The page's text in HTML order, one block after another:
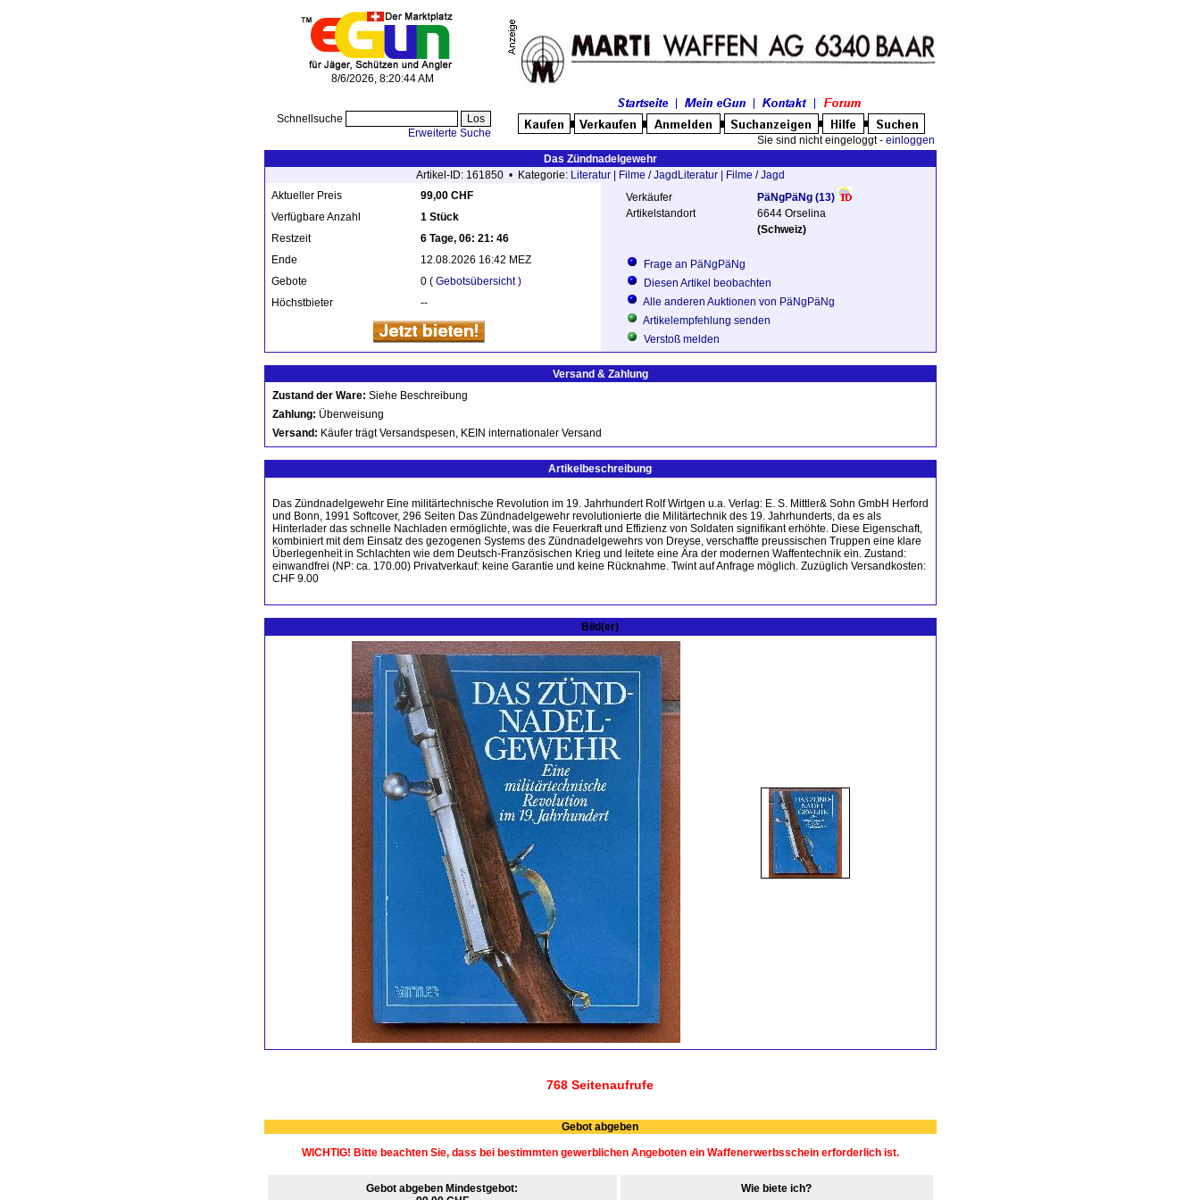
8/6/2026, 8:20:44 AM
Schnellsuche
Erweiterte Suche
Sie sind nicht eingeloggt - einloggen
Das Zündnadelgewehr
Artikel-ID: 161850 • Kategorie: Literatur | Filme /Jagd Literatur | Filme /Jagd
Aktueller Preis
99,00 CHF
Verfügbare Anzahl
1 Stück
Restzeit
6 Tage, 06: 21: 46
Ende
12.08.2026 16:42 MEZ
Gebote
0 ( Gebotsübersicht )
Höchstbieter
--
Verkäufer PäNgPäNg (13)
Artikelstandort
6644 Orselina
(Schweiz)
Frage an PäNgPäNg
Diesen Artikel beobachten
Alle anderen Auktionen von PäNgPäNg
Artikelempfehlung senden
Verstoß melden
Versand & Zahlung
Zustand der Ware: Siehe Beschreibung
Zahlung: Überweisung
Versand: Käufer trägt Versandspesen, KEIN internationaler Versand
Artikelbeschreibung
Das Zündnadelgewehr Eine militärtechnische Revolution im 19. Jahrhundert Rolf Wirtgen u.a. Verlag: E. S. Mittler& Sohn GmbH Herford
und Bonn, 1991 Softcover, 296 Seiten Das Zündnadelgewehr revolutionierte die Militärtechnik des 19. Jahrhunderts, da es als
Hinterlader das schnelle Nachladen ermöglichte, was die Feuerkraft und Effizienz von Soldaten signifikant erhöhte. Diese Eigenschaft,
kombiniert mit dem Einsatz des gezogenen Systems des Zündnadelgewehrs von Dreyse, verschaffte preussischen Truppen eine klare
Überlegenheit in Schlachten wie dem Deutsch-Französischen Krieg und leitete eine Ära der modernen Waffentechnik ein. Zustand:
einwandfrei (NP: ca. 170.00) Privatverkauf: keine Garantie und keine Rücknahme. Twint auf Anfrage möglich. Zuzüglich Versandkosten:
CHF 9.00
Bild(er)
768 Seitenaufrufe
Gebot abgeben
WICHTIG! Bitte beachten Sie, dass bei bestimmten gewerblichen Angeboten ein Waffenerwerbsschein erforderlich ist.
Gebot abgeben Mindestgebot:
Wie biete ich?